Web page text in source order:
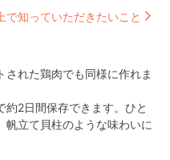
で知っていただきたいこと
された鶏肉でも同様に作れま
約2日間保存できます。ひと
立て貝柱のような味わいに